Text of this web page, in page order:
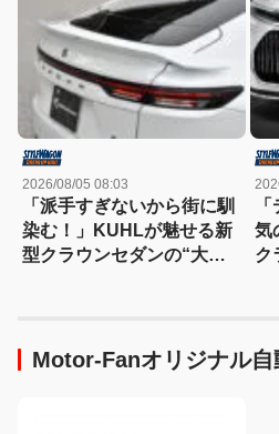
買える流麗スタイル
2026/08/05 08:03
「派手すぎないから街に馴
染む！」KUHLが魅せる新
型クラウンセダンの“大人
気
ク
Motor-Fanオリジナル自